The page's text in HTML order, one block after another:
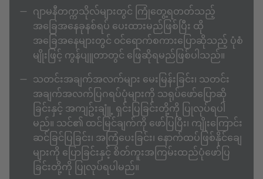
ဂျာမနီတက္ကသိုလ်များတွင် ကြုံတွေ့ရတတ်သည့်
အခြေအနေခုနစ်ရပ် ပေးထားမည်ဖြစ်ပြီး ထို
အခြေအနေများတွင် ၀င်ရောက်စကားပြောဆိုသည့် ပုံစံ
မျိုးဖြင့် ကွန်ပျူတာတွင် ဖြေဆိုရမည်ဖြစ်ပါသည်။
သတင်းအချက်အလက်များ မေးမြန်းခြင်း၊ သတင်း
အချက်အလက်ပြဂရပ်ပုံများကို သရုပ်ဖော်ပြောဆို
ခြင်းနှင့် အကျဥ်းချူံ့ ရှင်းပြခြင်းတို့ကို ပြုလုပ်ရပါ
မည်။ သင်၏ ထင်မြင်ချက်ကို ဖော်ပြပြီး၊ ကျိုးကြောင်း
ဆင်ခြင်ပြခြင်း၊ အကြံပေးခြင်း၊ နောက်ထပ်ဖြစ်နိုင်ချေ
များကို ပြောခြင်းနှင့် စိတ်ကူးအကြမ်းထည်ပုံဖော်ပြ
ခြင်းတို့ကို ပြုလုပ်ရပါမည်။